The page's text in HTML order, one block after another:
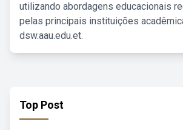
utilizando abordagens educacionais
pelas principais instituições
dsw.aau.edu.et.
Top Post